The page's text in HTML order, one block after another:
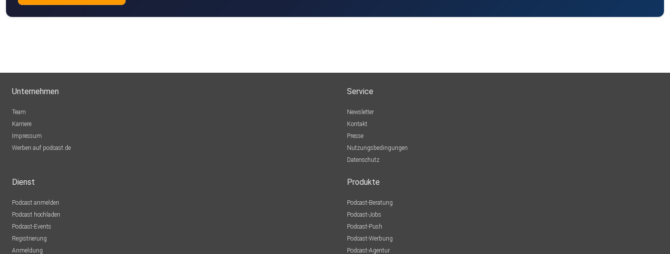
Unternehmen
Team
Karriere
Impressum
Werben auf podcast.de
Service
Newsletter
Kontakt
Presse
Nutzungsbedingungen
Datenschutz
Dienst
Podcast anmelden
Podcast hochladen
Podcast-Events
Registrierung
Anmeldung
Produkte
Podcast-Beratung
Podcast-Jobs
Podcast-Push
Podcast-Werbung
Podcast-Agentur